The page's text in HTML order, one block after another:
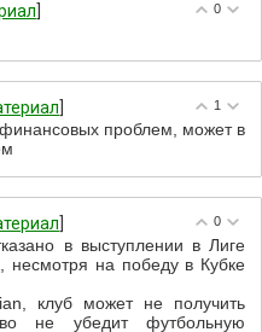
0
1
проблем, может в
0
в выступлении в Лиге
на победу в Кубке
клуб может не получить
не убедит футбольную